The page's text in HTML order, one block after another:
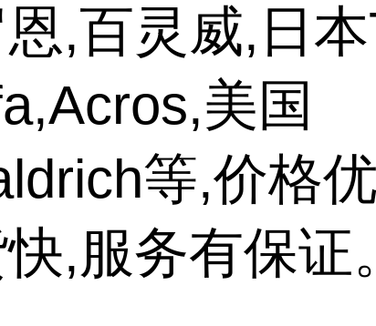
,百灵威,日
美国
等,价格
,服务有保证